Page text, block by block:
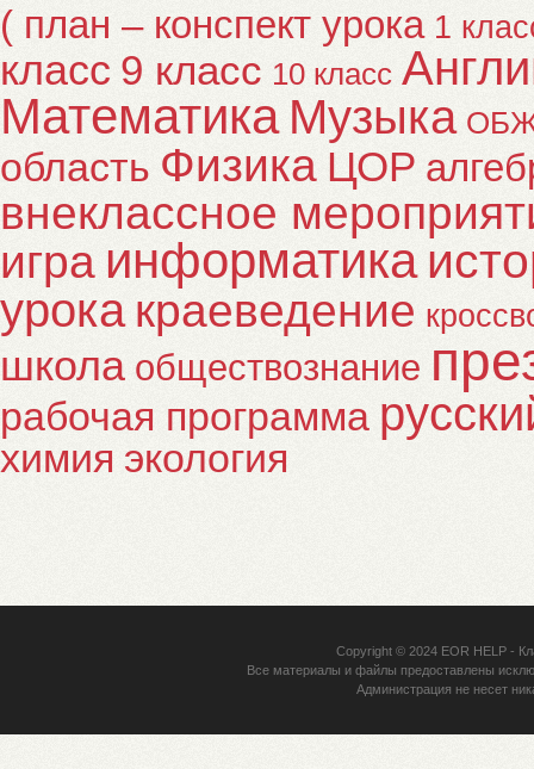
( план – конспект урока 1
класс 9 класс 10 класс
Математика Музыка
область Физика ЦОР
внеклассное
игра информатика
урока краеведение
школа обществознание
рабочая программа
химия экология
Copyright © 2024 EOR HELP-
Все материалы и файлы предоставлены
Администрация не несет